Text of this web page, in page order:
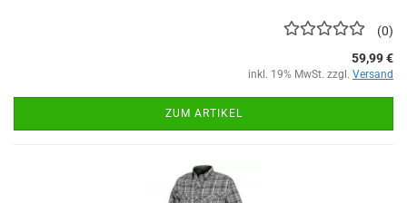
0
59,99 €
inkl. 19% MwSt. zzgl. Versand
ZUM ARTIKEL